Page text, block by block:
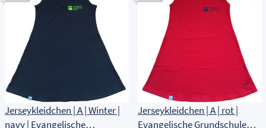
Jerseykleidchen | A | Winter |
navy | Evangelische
Jerseykleidchen | A | rot |
Evangelische Grundschule